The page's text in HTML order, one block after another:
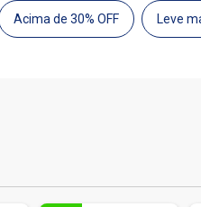
Acima de 30% OFF Leve